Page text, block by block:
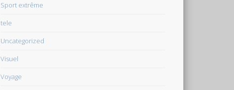
Sport extrême
tele
Uncategorized
Visuel
Voyage